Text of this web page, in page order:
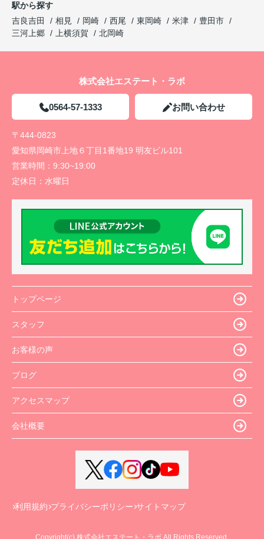
駅から探す
吉良吉田
相見 岡崎 西尾 東岡崎 米津
豊田市
三河上郷
上横須賀 北岡崎
株式会社エステート・ラボ
0564-57-1333 お問い合わせ
〒444-0823
愛知県岡崎市上地６丁目1番地19 明友ビル101
営業時間： 9:30~19:00
定休日： 水曜日
トップページ
スタッフ
お客様の声
ブログ
アクセスマップ
会社概要
利用規約 プライバシーポリシー サイトマップ
Copyright(c) 株式会社エステート・ラボ All Rights Reserved.